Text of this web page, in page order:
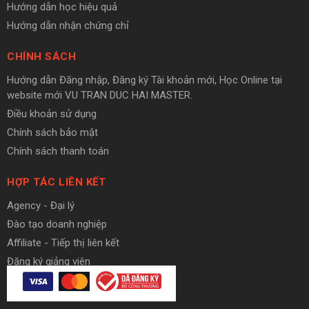
Hướng dẫn học hiệu quả
Hướng dẫn nhận chứng chỉ
CHÍNH SÁCH
Hướng dẫn Đăng nhập, Đăng ký Tài khoản mới, Học Online tại
website mới VU TRAN DUC HAI MASTER.
Điều khoản sử dụng
Chính sách bảo mật
Chính sách thanh toán
HỢP TÁC LIÊN KẾT
Agency - Đại lý
Đào tạo doanh nghiệp
Affiliate - Tiếp thị liên kết
Đăng ký giảng viên